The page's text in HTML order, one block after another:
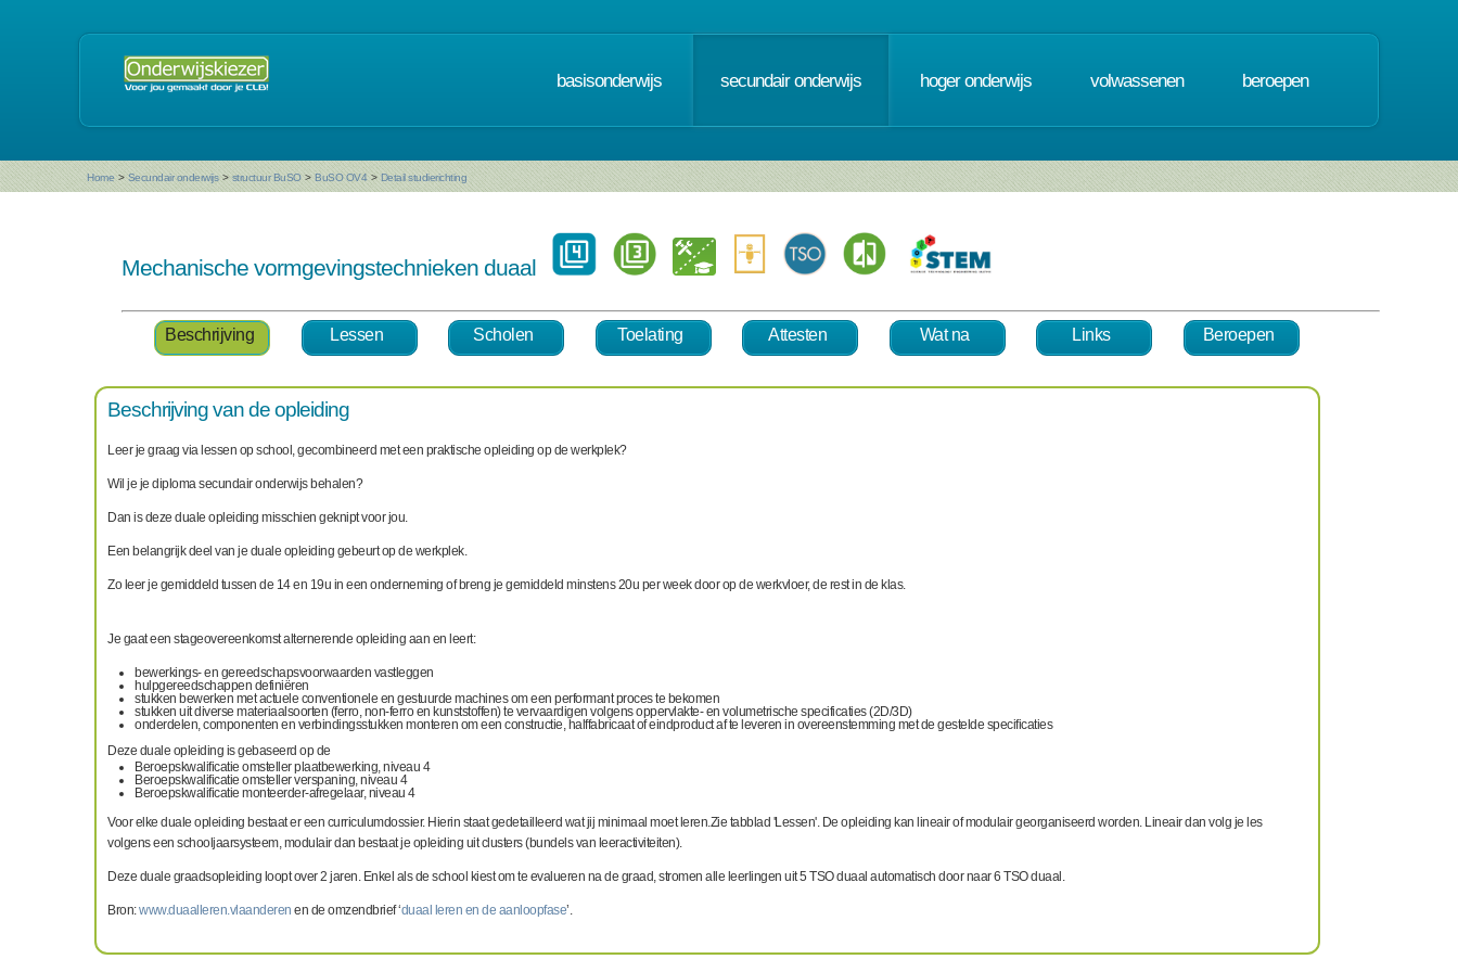
basisonderwijs secundair onderwijs hoger onderwijs volwassenen beroepen
Home > Secundair onderwijs > structuur BuSO > BuSO OV4 > Detail studierichting
Mechanische vormgevingstechnieken duaal
Beschrijving Lessen Scholen Toelating Attesten Wat na Links Beroepen
Beschrijving van de opleiding
Leer je graag via lessen op school, gecombineerd met een praktische opleiding op de werkplek?
Wil je je diploma secundair onderwijs behalen?
Dan is deze duale opleiding misschien geknipt voor jou.
Een belangrijk deel van je duale opleiding gebeurt op de werkplek.
Zo leer je gemiddeld tussen de 14 en 19u in een onderneming of breng je gemiddeld minstens 20u per week door op de werkvloer, de rest in de klas.
Je gaat een stageovereenkomst alternerende opleiding aan en leert:
bewerkings- en gereedschapsvoorwaarden vastleggen
hulpgereedschappen definiëren
stukken bewerken met actuele conventionele en gestuurde machines om een performant proces te bekomen
stukken uit diverse materiaalsoorten (ferro, non-ferro en kunststoffen) te vervaardigen volgens oppervlakte- en volumetrische specificaties (2D/3D)
onderdelen, componenten en verbindingsstukken monteren om een constructie, halffabricaat of eindproduct af te leveren in overeenstemming met de gestelde specificaties
Deze duale opleiding is gebaseerd op de
Beroepskwalificatie omsteller plaatbewerking, niveau 4
Beroepskwalificatie omsteller verspaning, niveau 4
Beroepskwalificatie monteerder-afregelaar, niveau 4
Voor elke duale opleiding bestaat er een curriculumdossier. Hierin staat gedetailleerd wat jij minimaal moet leren.Zie tabblad 'Lessen'. De opleiding kan lineair of modulair georganiseerd worden. Lineair dan volg je les
volgens een schooljaarsysteem, modulair dan bestaat je opleiding uit clusters (bundels van leeractiviteiten).
Deze duale graadsopleiding loopt over 2 jaren. Enkel als de school kiest om te evalueren na de graad, stromen alle leerlingen uit 5 TSO duaal automatisch door naar 6 TSO duaal.
Bron:www.duaalleren.vlaanderen en de omzendbrief ‘duaal leren en de aanloopfase’.